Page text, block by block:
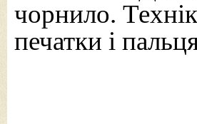
чорнило.
печатки і